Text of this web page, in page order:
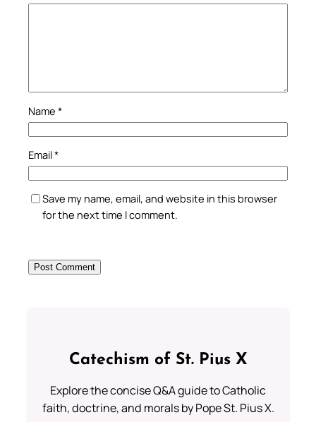
Name *
Email*
Save my name, email, and website in this browser
for the next time I comment.
Catechism of St. Pius X
Explore the concise Q&A guide to Catholic
faith, doctrine, and morals by Pope St. Pius X.